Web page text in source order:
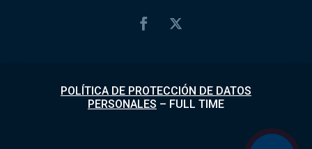
POLÍTICA DE PROTECCIÓN DE DATOS
PERSONALES – FULL TIME